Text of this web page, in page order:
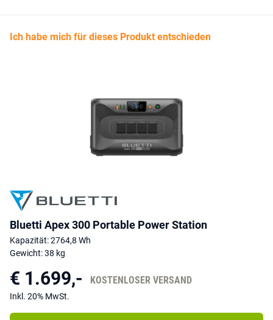
Ich habe mich für dieses Produkt entschieden
Bluetti Apex 300 Portable Power Station
Kapazität: 2764,8 Wh
Gewicht: 38 kg
€ 1.699,- KOSTENLOSER VERSAND
Inkl. 20% MwSt.